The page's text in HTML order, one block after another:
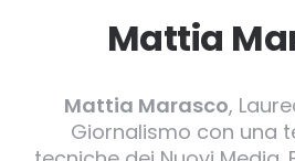
Mattia
Mattia Marasco,
Giornalismo con una